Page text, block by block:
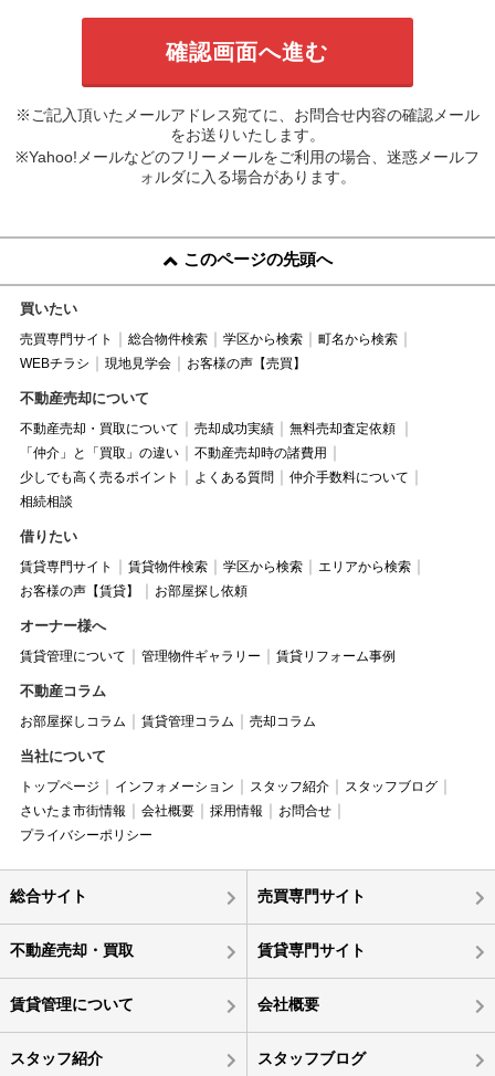
※ご記入頂いたメールアドレス宛てに、お問合せ内容の確認メール
をお送りいたします。
※Yahoo!メールなどのフリーメールをご利用の場合、迷惑メールフ
ォルダに入る場合があります。
このページの先頭へ
買いたい
売買専門サイト 総合物件検索 学区から検索
町名から検索
WEBチラシ
現地見学会 お客様の声【売買】
不動産売却について
不動産売却・買取について 売却成功実績
無料売却査定依頼
「仲介」と「買取」の違い
不動産売却時の諸費用
少しでも高く売るポイント
よくある質問
仲介手数料について
相続相談
借りたい
賃貸専門サイト 賃貸物件検索 学区から検索
エリアから検索
お客様の声【賃貸】
お部屋探し依頼
オーナー様へ
賃貸管理について 管理物件ギャラリー 賃貸リフォーム事例
不動産コラム
お部屋探しコラム 賃貸管理コラム 売却コラム
当社について
トップページ インフォメーション スタッフ紹介
スタッフブログ
さいたま市街情報
会社概要 採用情報
お問合せ
プライバシーポリシー
総合サイト 売買専門サイト
不動産売却・買取 賃貸専門サイト
賃貸管理について 会社概要
スタッフ紹介 スタッフブログ